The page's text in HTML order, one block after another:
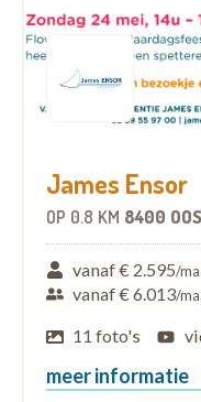
James Ensor
OP 0.8 KM 8400
vanaf € 2.595/
vanaf € 6.013/
11 foto's
meer informatie